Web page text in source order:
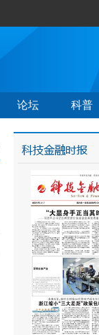
论坛 科普